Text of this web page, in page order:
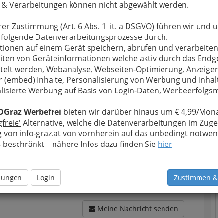
& Verarbeitungen können nicht abgewählt werden.
Zustimmung (Art. 6 Abs. 1 lit. a DSGVO) führen wir und
Datenverarbeitungsprozesse durch:
auf einem Gerät speichern, abrufen und
von Geräteinformationen welche aktiv durch das
werden, Webanalyse, Webseiten-Optimierung,
(embed) Inhalte, Personalisierung von Werbung und
Werbung auf Basis von Login-Daten,
Werbefrei bieten wir darüber hinaus um € 4,99/
Alternative, welche die Datenverarbeitungen im
von info-graz.at von vornherein auf das unbedingt
beschränkt – nähere Infos dazu finden Sie hier
Login Zustimmen
bewahren, verwenden wir an dieser Stelle zur
Ihre Nachricht wird nach dem Absenden
Dorfer - Michaela Dorfer weitergeleitet.
Meine Nachricht
Meine Nachricht senden